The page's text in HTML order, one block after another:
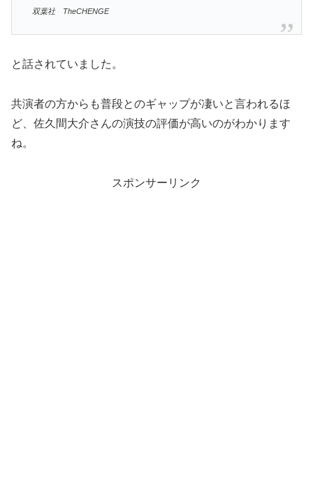
双葉社 TheCHENGE
と話されていました。
共演者の方からも普段とのギャップが凄いと言われるほ
ど、佐久間大介さんの演技の評価が高いのがわかります
ね。
スポンサーリンク